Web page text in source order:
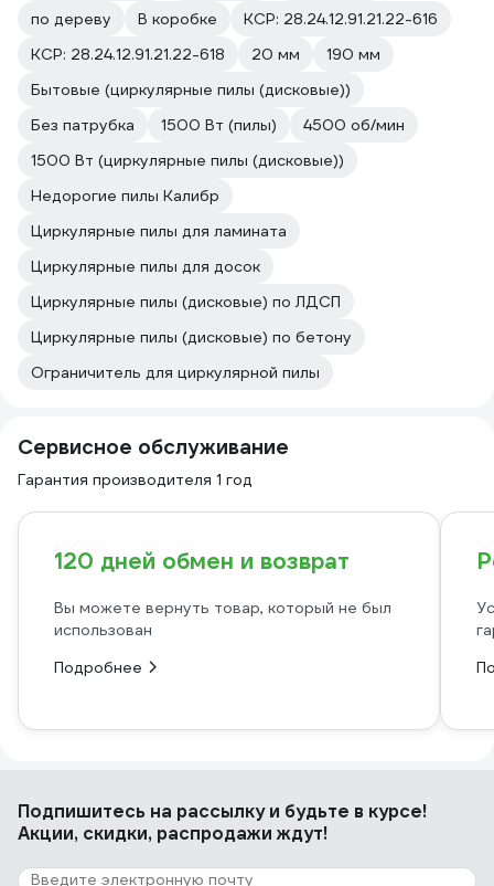
по дереву
В коробке
КСР: 28.24.12.91.21.22-616
КСР: 28.24.12.91.21.22-618
20 мм
190 мм
Бытовые (циркулярные пилы (дисковые))
Без патрубка
1500 Вт (пилы)
4500 об/мин
1500 Вт (циркулярные пилы (дисковые))
Недорогие пилы Калибр
Циркулярные пилы для ламината
Циркулярные пилы для досок
Циркулярные пилы (дисковые) по ЛДСП
Циркулярные пилы (дисковые) по бетону
Ограничитель для циркулярной пилы
Сервисное обслуживание
Гарантия производителя 1 год
120 дней обмен и возврат
Вы можете вернуть товар, который не был
использован
Подробнее
Подпишитесь на рассылкуи будьте в курсе!
Акции, скидки, распродажи ждут!